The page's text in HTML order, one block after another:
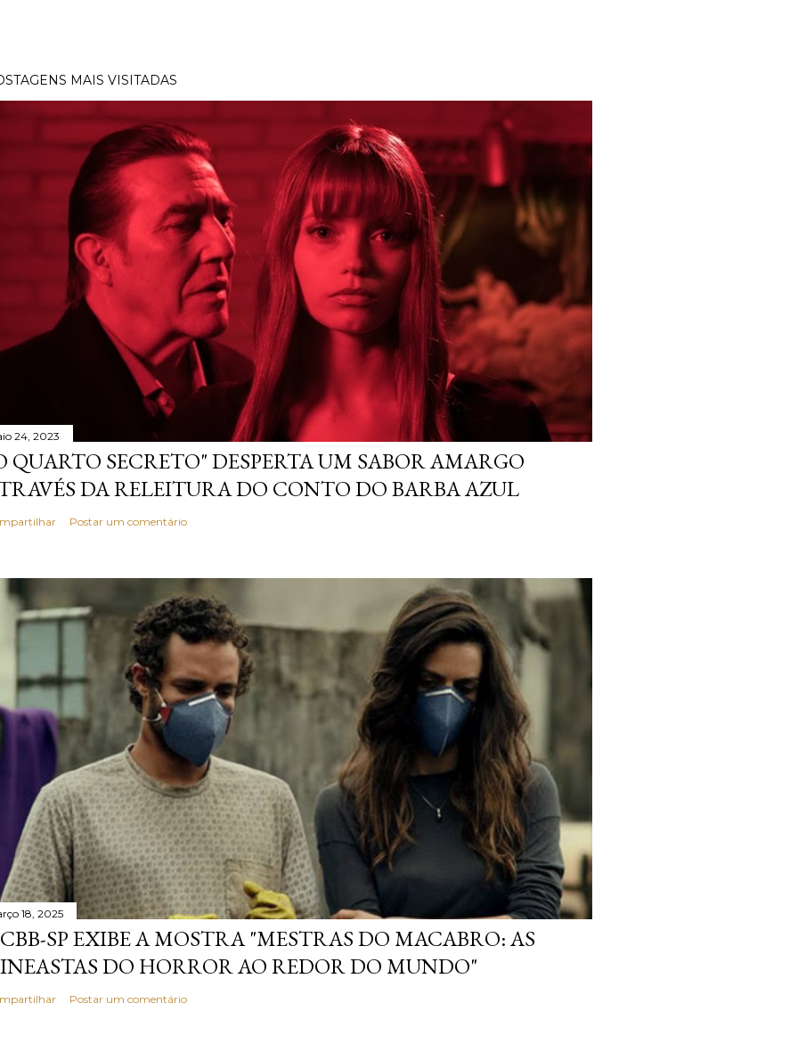
MAIS VISITADAS
24, 2023
QUARTO SECRETO" DESPERTA UM SABOR AMARGO
DA RELEITURA DO CONTO DO BARBA AZUL
Postar um comentário
18, 2025
SP EXIBE A MOSTRA "MESTRAS DO MACABRO: AS
DO HORROR AO REDOR DO MUNDO"
Postar um comentário